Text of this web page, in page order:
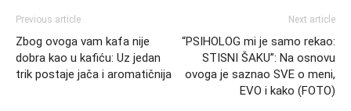
Previous article
Zbog ovoga vam kafa nije
dobra kao u kafiću: Uz jedan
trik postaje jača i aromatičnija
Next article
“PSIHOLOG mi je samo rekao:
STISNI ŠAKU”: Na osnovu
ovoga je saznao SVE o meni,
EVO i kako (FOTO)